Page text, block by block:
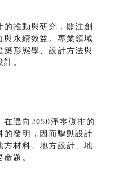
推動與研究，關注創
與永續效益。專業領域
築形態學、設計方法與
。
在邁向2050淨零碳排的
的發明，因而驅動設計
方材料、地方設計、地
題。